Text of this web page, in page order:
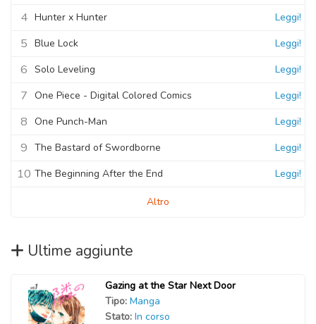
4 Hunter x Hunter Leggi!
5 Blue Lock Leggi!
6 Solo Leveling Leggi!
7 One Piece - Digital Colored Comics Leggi!
8 One Punch-Man Leggi!
9 The Bastard of Swordborne Leggi!
10 The Beginning After the End Leggi!
Altro
Ultime aggiunte
Gazing at the Star Next Door
Tipo: Manga
Stato: In corso